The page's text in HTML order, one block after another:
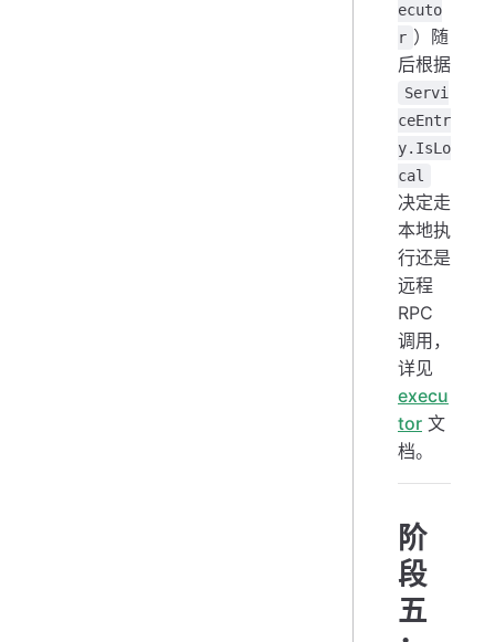
ecuto
r ）随
后根据
Servi
ceEntr
y.IsLo
cal
决定走
本地执
行还是
远程
RPC
调用，
详见
execu
tor 文
档。
阶
段
五